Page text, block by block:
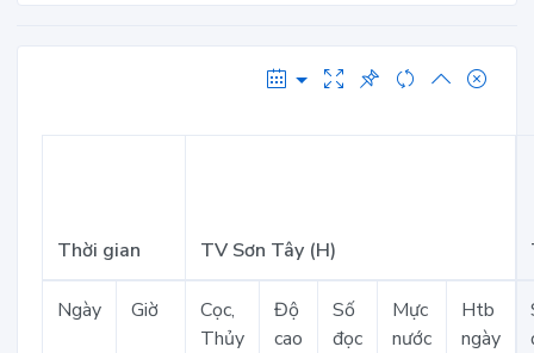
Thời gian TV Sơn Tây (H)
Ngày Giờ
Cọc,
Thủy
Độ
cao
Số
đọc
Mực
nước
Htb
ngày